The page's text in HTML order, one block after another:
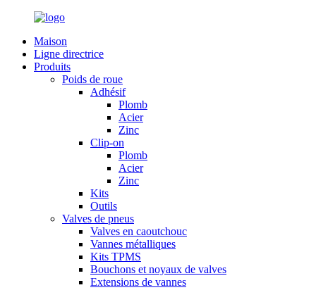
Maison
Ligne directrice
Produits
Poids de roue
Adhésif
Plomb
Acier
Zinc
Clip-on
Plomb
Acier
Zinc
Kits
Outils
Valves de pneus
Valves en caoutchouc
Vannes métalliques
Kits TPMS
Bouchons et noyaux de valves
Extensions de vannes